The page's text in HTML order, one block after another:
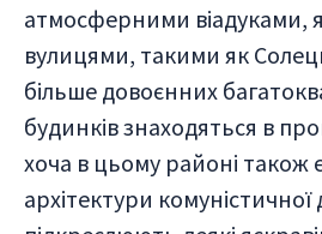
атмосферними віадуками,
вулицями, такими як
більше довоєнних
будинків знаходяться в
хоча в цьому районі також
архітектури